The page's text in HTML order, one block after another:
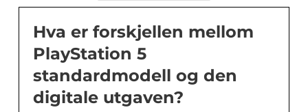
Hva er forskjellen mellom
PlayStation 5
standardmodell og den
digitale utgaven?